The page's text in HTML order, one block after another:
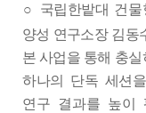
○ 국립한밭대 건
양성 연구소장 김동
본 사업을 통해 충실
하나의 단독 세션
연구 결과를 높이